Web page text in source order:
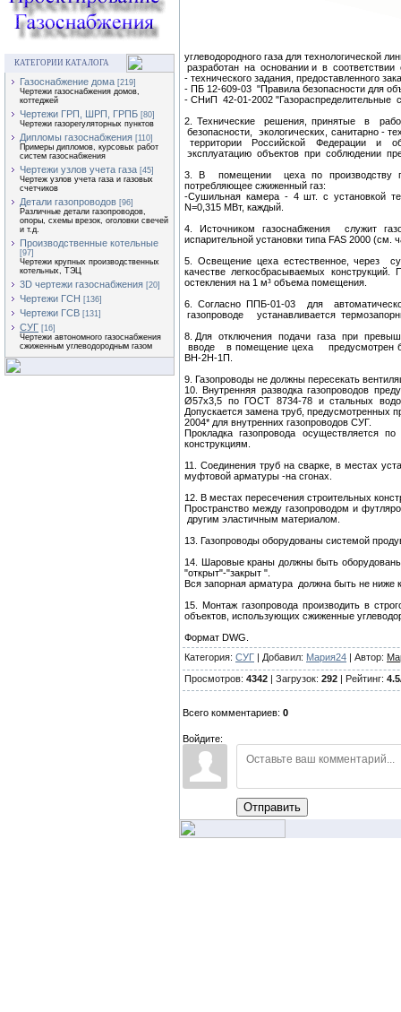
КАТЕГОРИИ КАТАЛОГА
Газоснабжение дома [219]
Чертежи газоснабжения домов,
коттеджей
Чертежи ГРП, ШРП, ГРПБ [80]
Чертежи газорегуляторных пунктов
Дипломы газоснабжения [110]
Примеры дипломов, курсовых работ
систем газоснабжения
Чертежи узлов учета газа [45]
Чертеж узлов учета газа и газовых
счетчиков
Детали газопроводов [96]
Различные детали газопроводов,
опоры, схемы врезок, оголовки свечей
и т.д.
Производственные котельные
[97]
Чертежи крупных производственных
котельных, ТЭЦ
3D чертежи газоснабжения [20]
Чертежи ГСН [136]
Чертежи ГСВ [131]
СУГ [16]
Чертежи автономного газоснабжения
сжиженным углеводородным газом
углеводородного газа для технологической
разработан на основании и в
- технического задания,
- ПБ 12-609-03 "Правила безопасности для
- СНиП 42-01-2002 "Газораспределительные
2. Технические решения, принятые в
безопасности, экологических, санитарно -
территории Российской Федерации и
эксплуатацию объектов при соблюдении
3. В помещении цеха по производству
потребляющее сжиженный газ:
-Сушильная камера - 4 шт. с установкой
N=0,315 МВт, каждый.
4. Источником газоснабжения служит
испарительной установки типа FAS 2000 (см.
5. Освещение цеха естественное, через
качестве легкосбрасываемых
остекления на 1 м³ объема помещения.
6. Согласно ППБ-01-03 для
газопроводе устанавливается
8. Для отключения подачи газа при
вводе в помещение цеха предусмотрен
ВН-2Н-1П.
9. Газопроводы не должны пересекать
10. Внутренняя разводка газопроводов
Ø57х3,5 по ГОСТ 8734-78 и стальных
Допускается замена труб, предусмотренных
2004* для внутренних газопроводов СУГ.
Прокладка газопровода осуществляется
конструкциям.
11. Соединения труб на сварке, в местах
муфтовой арматуры -на сгонах.
12. В местах пересечения строительных
Пространство между газопроводом и
другим эластичным материалом.
13. Газопроводы оборудованы системой
14. Шаровые краны должны быть
"открыт"-"закрыт ".
Вся запорная арматура должна быть не ниже
15. Монтаж газопровода производить в
объектов, использующих сжиженные
Формат DWG.
Категория: СУГ | Добавил: Мария24 | Автор:
Просмотров: 4342 | Загрузок: 292 | Рейтинг: 4.5
Всего комментариев: 0
Войдите:
Отправить